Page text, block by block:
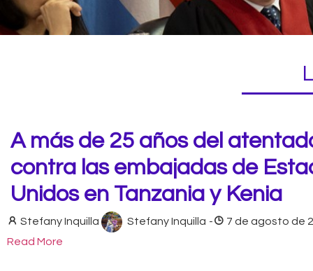
A más de 25 años del
contra las embajadas de
Unidos en Tanzania y Kenia
Stefany Inquilla Stefany Inquilla -
7 de agosto de
Read More